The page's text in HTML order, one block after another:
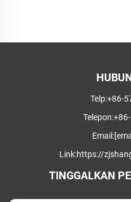
Telp:+86-
Telepon:
Email:
Link:https://
TINGGALKAN